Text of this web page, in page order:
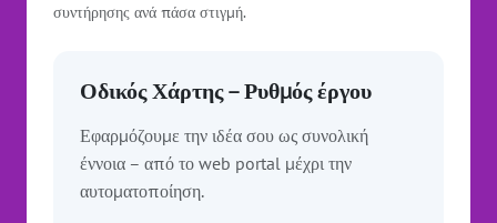
συντήρησης ανά πάσα στιγμή.
Οδικός Χάρτης – Ρυθμός έργου
Εφαρμόζουμε την ιδέα σου ως συνολική
έννοια – από το web portal μέχρι την
αυτοματοποίηση.